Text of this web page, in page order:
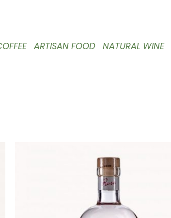
ARTISAN FOOD NATURAL WINE